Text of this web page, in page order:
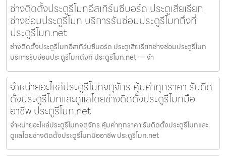
ช่างติดตั้งประตูรีโมทอีสเทิร์นซีบอร์ด ประตูเสียเรียก
ช่างซ่อมประตูรีโมท บริการรับซ่อมประตูรีโมทถึงที่
ประตูรีโมท.net
ช่างติดตั้งประตูรีโมทอีสเทิร์นซีบอร์ด ประตูเสียเรียกช่างซ่อมประตูรีโมท
บริการรับซ่อมประตูรีโมทถึงที่ ประตูรีโมท.net — จำ
จำหน่ายอะไหล่ประตูรีโมทจตุจักร คุ้มค่าทุกราคา รับติด
ตั้งประตูรีโมทและดูแลโดยช่างติดตั้งประตูรีโมทมือ
อาชีพ ประตูรีโมท.net
จำหน่ายอะไหล่ประตูรีโมทจตุจักร คุ้มค่าทุกราคา รับติดตั้งประตูรีโมทและ
ดูแลโดยช่างติดตั้งประตูรีโมทมืออาชีพ ประตูรีโมท.net